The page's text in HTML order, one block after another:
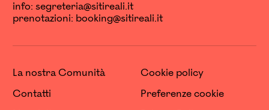
info: segreteria@sitireali.it
prenotazioni: booking@sitireali.it
La nostra Comunità
Contatti
Cookie policy
Preferenze cookie